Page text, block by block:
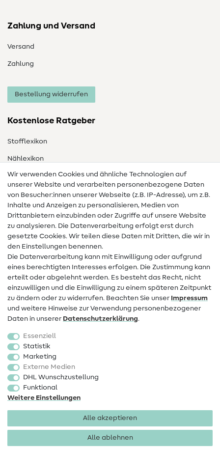
Zahlung und Versand
Versand
Zahlung
Bestellung widerrufen
Kostenlose Ratgeber
Stofflexikon
Nählexikon
Nähanleitungen
Hilfe & Kontakt
Kontakt
Infos zum Betreiberwechsel
Widerrufsrecht
Beliebt
Stoffe
Sale
Schnittmuster
Wir verwenden Cookies und ähnliche Technologien auf
unserer Website und verarbeiten personenbezogene Daten
von Besucher:innen unserer Webseite (z.B. IP-Adresse), um z.B.
Inhalte und Anzeigen zu personalisieren, Medien von
Drittanbietern einzubinden oder Zugriffe auf unsere Website
zu analysieren. Die Datenverarbeitung erfolgt erst durch
gesetzte Cookies. Wir teilen diese Daten mit Dritten, die wir in
den Einstellungen benennen.
Die Datenverarbeitung kann mit Einwilligung oder aufgrund
eines berechtigten Interesses erfolgen. Die Zustimmung kann
erteilt oder abgelehnt werden. Es besteht das Recht, nicht
einzuwilligen und die Einwilligung zu einem späteren Zeitpunkt
zu ändern oder zu widerrufen. Beachten Sie unser Impressum
und weitere Hinweise zur Verwendung personenbezogener
Daten in unserer Daten­schutz­erklärung.
Essenziell
Statistik
Marketing
Externe Medien
DHL Wunschzustellung
Funktional
Weitere Einstellungen
Alle akzeptieren
Alle ablehnen
Impressum Datenschutz
AGB